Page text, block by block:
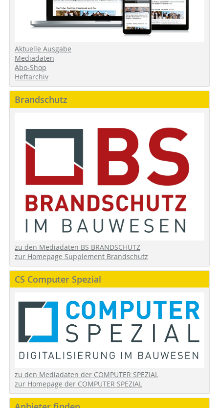
Aktuelle Ausgabe
Mediadaten
Abo-Shop
Heftarchiv
Brandschutz
zu den Mediadaten BS BRANDSCHUTZ
zur Homepage Supplement Brandschutz
CS Computer Spezial
zu den Mediadaten der COMPUTER SPEZIAL
zur Homepage der COMPUTER SPEZIAL